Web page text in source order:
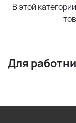
В этой
Для